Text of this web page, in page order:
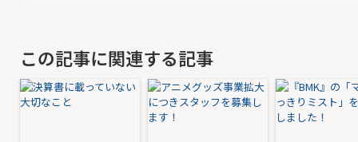
この記事に関連する記事